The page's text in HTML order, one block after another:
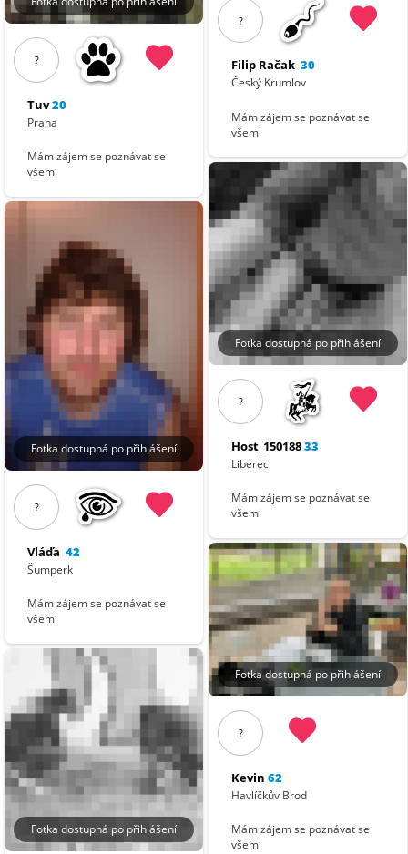
?
Tuv20
Praha
Mám zájem se poznávat se
všemi
Fotka dostupná po přihlášení
?
Vláďa 42
Šumperk
Mám zájem se poznávat se
všemi
Fotka dostupná po přihlášení
?
Filip Račak 30
Český Krumlov
Mám zájem se poznávat se
všemi
Fotka dostupná po přihlášení
?
Host_15018833
Liberec
Mám zájem se poznávat se
všemi
Fotka dostupná po přihlášení
?
Kevin 62
Havlíčkův Brod
Mám zájem se poznávat se
všemi